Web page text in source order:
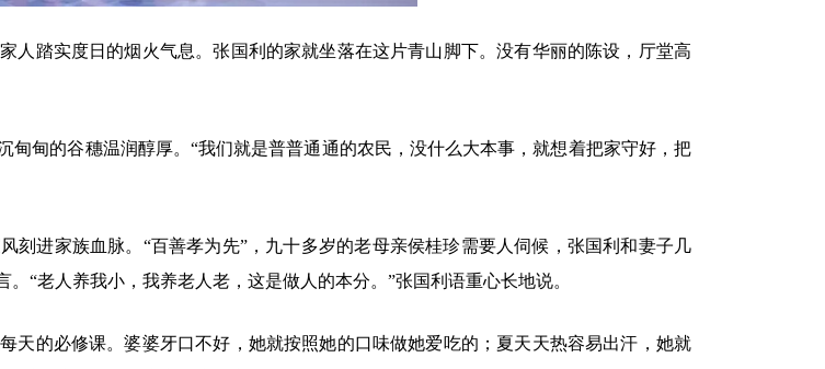
人踏实度日的烟火气息。张国利的家就坐落在这片青山脚下。没有华丽的陈设，厅堂高
甸的谷穗温润醇厚。“我们就是普普通通的农民，没什么大本事，就想着把家守好，把
刻进家族血脉。“百善孝为先”，九十多岁的老母亲侯桂珍需要人伺候，张国利和妻子几
“老人养我小，我养老人老，这是做人的本分。”张国利语重心长地说。
天的必修课。婆婆牙口不好，她就按照她的口味做她爱吃的；夏天天热容易出汗，她就